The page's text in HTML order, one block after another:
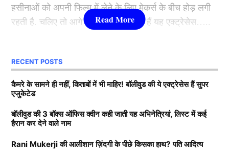
खबर की माने तो महिला के एक लड़की और दो लड़के भी थे।
हसीनाओं को अपनी फिल्म में लेने के लिए मेकर्स के बीच होड़ लगी
रहती है. चलिए तो आगे जानते हैं कौन-कौन हैं यह एक्ट्रेसेस…..
1.दीपिका पादुकोण ( Deepika
Padukone)
एक्ट्रेस को बॉक्स ऑफिस की सुपरस्टार कही जाता है. दीपिका ने
RECENT POSTS
कैमरे के सामने ही नहीं, किताबों में भी माहिर! बॉलीवुड की ये एक्ट्रेसेस हैं सुपर
एजुकेटेड
बॉलीवुड की 3 बॉक्स ऑफिस क्वीन कही जाती यह अभिनेत्रियां, लिस्ट में कई
हैरान कर देने वाले नाम
Rani Mukerji की आलीशान ज़िंदगी के पीछे किसका हाथ? पति आदित्य